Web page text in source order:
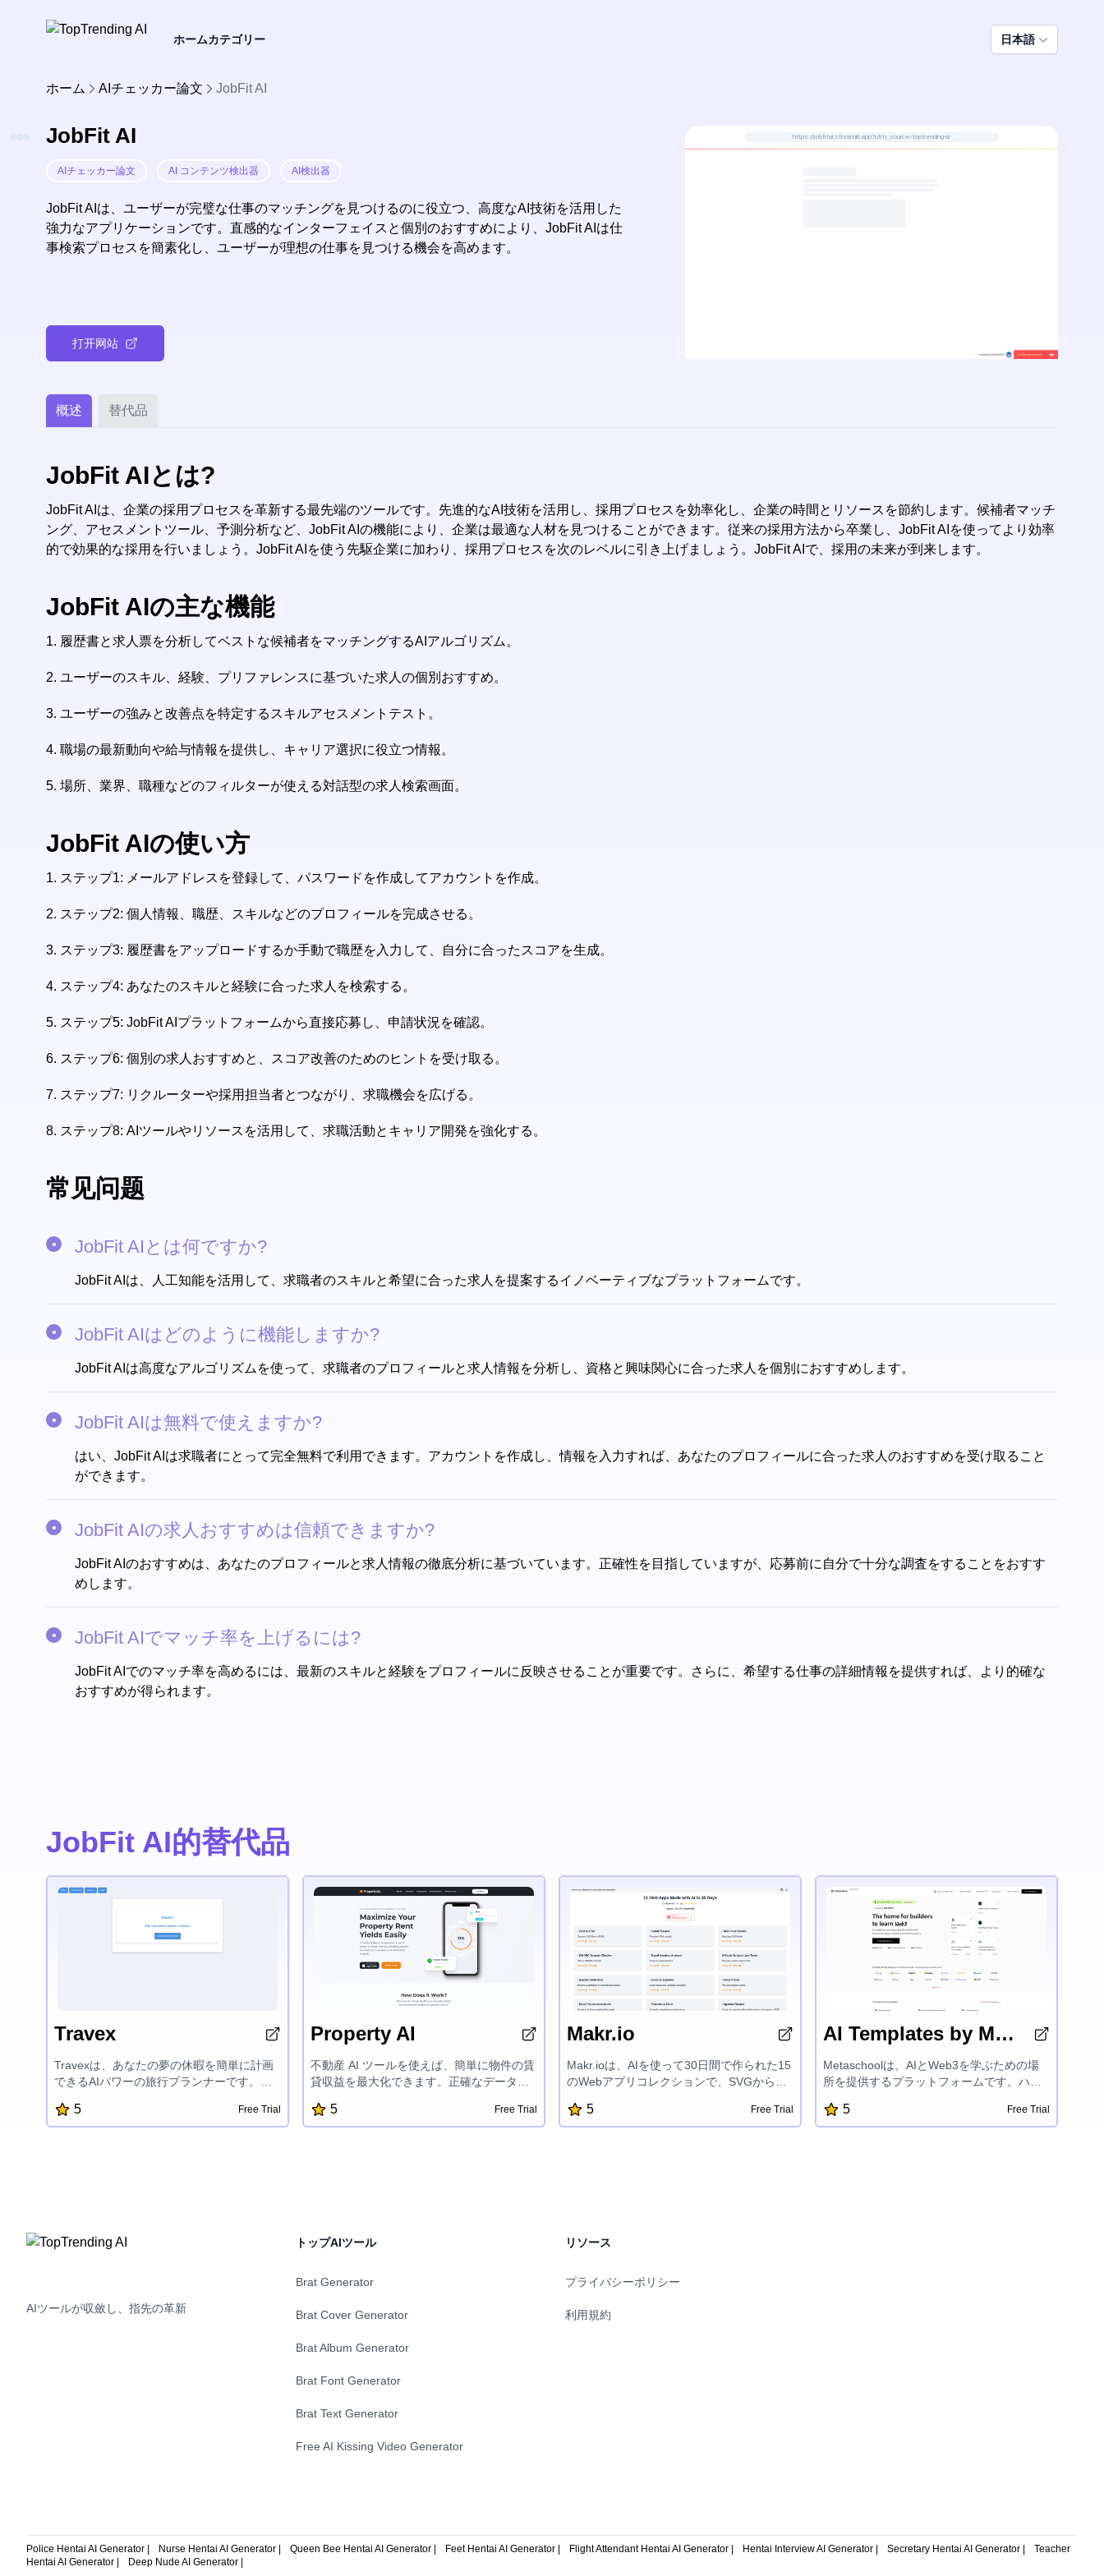
ホームカテゴリー 日本語
ホーム AIチェッカー論文 JobFit AI
JobFit AI
AIチェッカー論文 AI コンテンツ検出器 AI検出器
JobFit AIは、ユーザーが完璧な仕事のマッチングを見つけるのに役立つ、高度なAI技術を活用した
強力なアプリケーションです。直感的なインターフェイスと個別のおすすめにより、JobFit AIは仕
事検索プロセスを簡素化し、ユーザーが理想の仕事を見つける機会を高めます。
打开网站
https://jobfitai.streamlit.app?utm_source=toptrending-ai
概述 替代品
JobFit AIとは?
JobFit AIは、企業の採用プロセスを革新する最先端のツールです。先進的なAI技術を活用し、採用プロセスを効率化し、企業の時間とリソースを節約します。候補者マッチ
ング、アセスメントツール、予測分析など、JobFit AIの機能により、企業は最適な人材を見つけることができます。従来の採用方法から卒業し、JobFit AIを使ってより効率
的で効果的な採用を行いましょう。JobFit AIを使う先駆企業に加わり、採用プロセスを次のレベルに引き上げましょう。JobFit AIで、採用の未来が到来します。
JobFit AIの主な機能
1. 履歴書と求人票を分析してベストな候補者をマッチングするAIアルゴリズム。
2. ユーザーのスキル、経験、プリファレンスに基づいた求人の個別おすすめ。
3. ユーザーの強みと改善点を特定するスキルアセスメントテスト。
4. 職場の最新動向や給与情報を提供し、キャリア選択に役立つ情報。
5. 場所、業界、職種などのフィルターが使える対話型の求人検索画面。
JobFit AIの使い方
1. ステップ1: メールアドレスを登録して、パスワードを作成してアカウントを作成。
2. ステップ2: 個人情報、職歴、スキルなどのプロフィールを完成させる。
3. ステップ3: 履歴書をアップロードするか手動で職歴を入力して、自分に合ったスコアを生成。
4. ステップ4: あなたのスキルと経験に合った求人を検索する。
5. ステップ5: JobFit AIプラットフォームから直接応募し、申請状況を確認。
6. ステップ6: 個別の求人おすすめと、スコア改善のためのヒントを受け取る。
7. ステップ7: リクルーターや採用担当者とつながり、求職機会を広げる。
8. ステップ8: AIツールやリソースを活用して、求職活動とキャリア開発を強化する。
常见问题
JobFit AIとは何ですか?
JobFit AIは、人工知能を活用して、求職者のスキルと希望に合った求人を提案するイノベーティブなプラットフォームです。
JobFit AIはどのように機能しますか?
JobFit AIは高度なアルゴリズムを使って、求職者のプロフィールと求人情報を分析し、資格と興味関心に合った求人を個別におすすめします。
JobFit AIは無料で使えますか?
はい、JobFit AIは求職者にとって完全無料で利用できます。アカウントを作成し、情報を入力すれば、あなたのプロフィールに合った求人のおすすめを受け取ること
ができます。
JobFit AIの求人おすすめは信頼できますか?
JobFit AIのおすすめは、あなたのプロフィールと求人情報の徹底分析に基づいています。正確性を目指していますが、応募前に自分で十分な調査をすることをおすす
めします。
JobFit AIでマッチ率を上げるには?
JobFit AIでのマッチ率を高めるには、最新のスキルと経験をプロフィールに反映させることが重要です。さらに、希望する仕事の詳細情報を提供すれば、より的確な
おすすめが得られます。
JobFit AI的替代品
Travex
Travexは、あなたの夢の休暇を簡単に計画
できるAIパワーの旅行プランナーです。直
より、カスタマイズ旅行計画を素早く作成
し、トップ目的地を探索し、旅行のヒント
5 Free Trial
Property AI
不動産 AI ツールを使えば、簡単に物件の賃
貸収益を最大化できます。正確なデータ分
資決定を下すことができます。物件価値を
高め、収益性を評価し、リターンを伸ばす
5 Free Trial
Makr.io
Makr.ioは、AIを使って30日間で作られた15
のWebアプリコレクションで、SVGから
フィードリーダー、DMARCドメインチェッ
カー、Eメールヘッダーアナライザー、Eメ
デジタルワークフローを効率化するよう設
5 Free Trial
AI Templates by Metaschool
Metaschoolは、AIとWeb3を学ぶための場
所を提供するプラットフォームです。ハン
された学習トラック、エキスパートメンタ
ーシップを提供し、OpenAI、Aptos、Sui、
5 Free Trial
AIツールが収斂し、指先の革新
トップAIツール
Brat Generator
Brat Cover Generator
Brat Album Generator
Brat Font Generator
Brat Text Generator
Free AI Kissing Video Generator
リソース
プライバシーポリシー
利用規約
Police Hentai AI Generator | Nurse Hentai AI Generator | Queen Bee Hentai AI Generator | Feet Hentai AI Generator | Flight Attendant Hentai AI Generator | Hentai Interview AI Generator | Secretary Hentai AI Generator |
Teacher
Hentai AI Generator |
Deep Nude AI Generator |